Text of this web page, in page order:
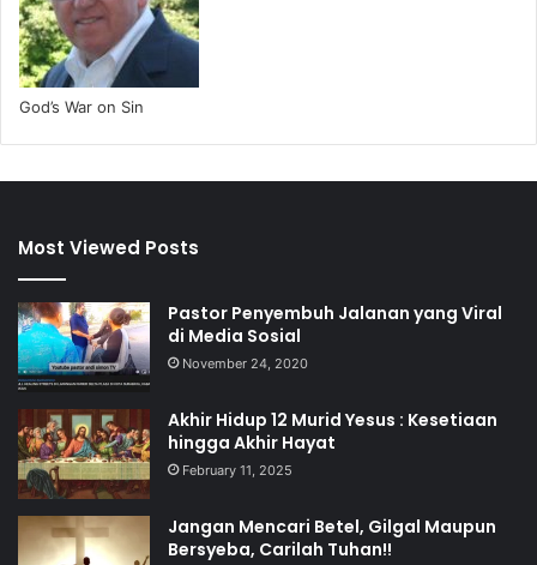
God’s War on Sin
Most Viewed Posts
Pastor Penyembuh Jalanan yang Viral
di Media Sosial
November 24, 2020
Akhir Hidup 12 Murid Yesus : Kesetiaan
hingga Akhir Hayat
February 11, 2025
Jangan Mencari Betel, Gilgal Maupun
Bersyeba, Carilah Tuhan!!